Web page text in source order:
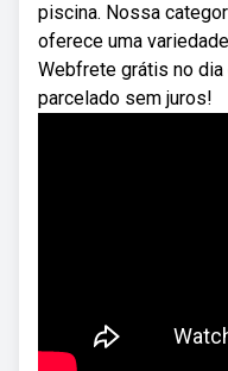
piscina. Nossa
oferece uma
Webfrete grátis no
parcelado sem juros!